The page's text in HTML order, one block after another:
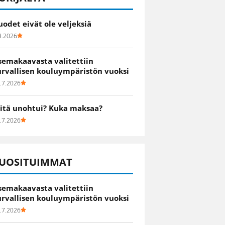
eivät ole veljeksiä
valitettiin
kouluympäristön vuoksi
unohtui? Kuka maksaa?
valitettiin
kouluympäristön vuoksi